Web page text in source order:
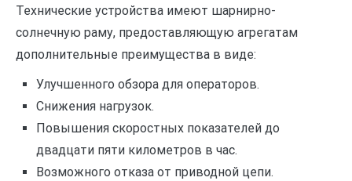
Технические устройства имеют шарнирно-
солнечную раму, предоставляющую агрегатам
дополнительные преимущества в виде:
Улучшенного обзора для операторов.
Снижения нагрузок.
Повышения скоростных показателей до
двадцати пяти километров в час.
Возможного отказа от приводной цепи.